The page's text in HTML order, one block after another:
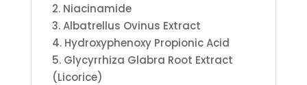
2. Niacinamide
3. Albatrellus Ovinus Extract
4. Hydroxyphenoxy Propionic Acid
5. Glycyrrhiza Glabra Root Extract
(Licorice)